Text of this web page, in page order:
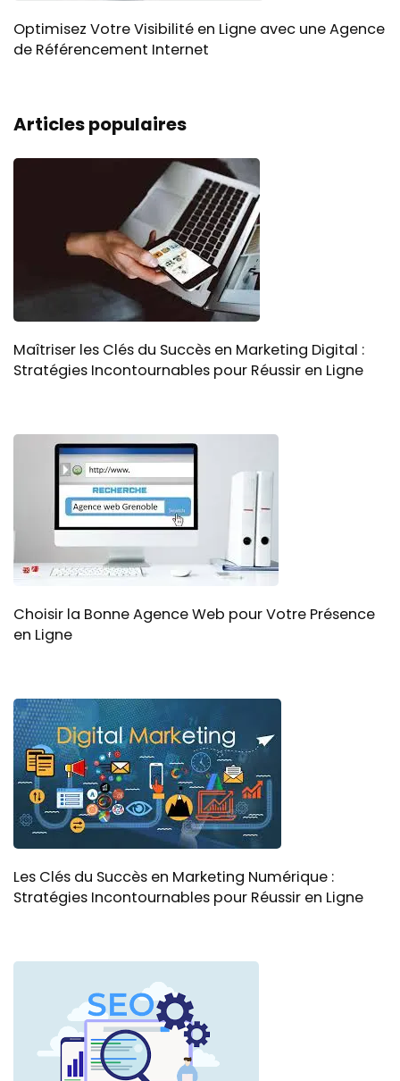
Optimisez Votre Visibilité en Ligne avec une Agence
de Référencement Internet
Articles populaires
Maîtriser les Clés du Succès en Marketing Digital :
Stratégies Incontournables pour Réussir en Ligne
Choisir la Bonne Agence Web pour Votre Présence
en Ligne
Les Clés du Succès en Marketing Numérique :
Stratégies Incontournables pour Réussir en Ligne